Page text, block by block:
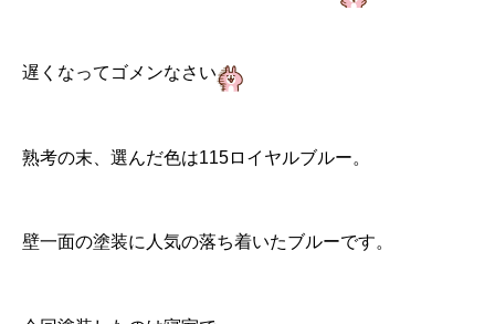
遅くなってゴメンなさい
熟考の末、選んだ色は115ロイヤルブルー。
壁一面の塗装に人気の落ち着いたブルーです。